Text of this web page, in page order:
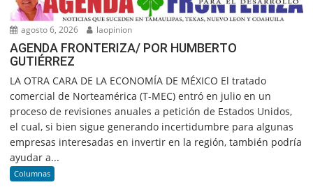
agosto 6, 2026 laopinion
AGENDA FRONTERIZA/ POR HUMBERTO
GUTIÉRREZ
LA OTRA CARA DE LA ECONOMÍA DE MÉXICO El tratado
comercial de Norteamérica (T-MEC) entró en julio en un
proceso de revisiones anuales a petición de Estados Unidos,
el cual, si bien sigue generando incertidumbre para algunas
empresas interesadas en invertir en la región, también podría
ayudar a...
Columnas